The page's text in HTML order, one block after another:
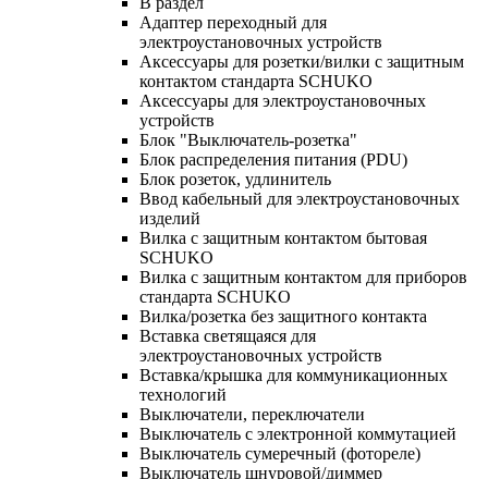
Адаптер переходный для
электроустановочных устройств
Аксессуары для розетки/вилки с защитным
контактом стандарта SCHUKO
Аксессуары для электроустановочных
устройств
Блок "Выключатель-розетка"
Блок распределения питания (PDU)
Блок розеток, удлинитель
Ввод кабельный для электроустановочных
изделий
Вилка с защитным контактом бытовая
SCHUKO
Вилка с защитным контактом для приборов
стандарта SCHUKO
Вилка/розетка без защитного контакта
Вставка светящаяся для
электроустановочных устройств
Вставка/крышка для коммуникационных
технологий
Выключатели, переключатели
Выключатель с электронной коммутацией
Выключатель сумеречный (фотореле)
Выключатель шнуровой/диммер